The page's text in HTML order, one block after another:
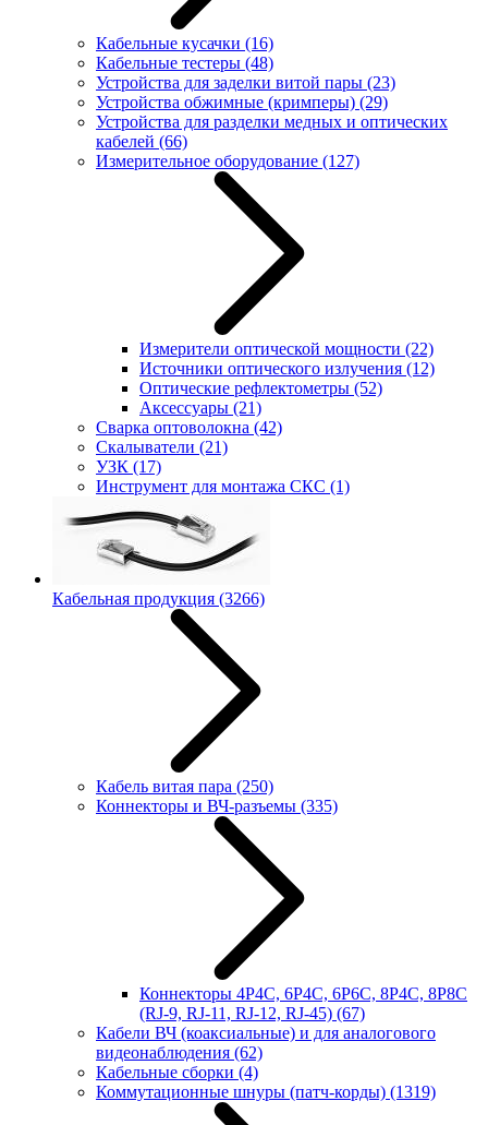
Кабельные кусачки (16)
Кабельные тестеры (48)
Устройства для заделки витой пары (23)
Устройства обжимные (кримперы) (29)
Устройства для разделки медных и оптических
кабелей (66)
Измерительное оборудование (127)
Измерители оптической мощности (22)
Источники оптического излучения (12)
Оптические рефлектометры (52)
Аксессуары (21)
Сварка оптоволокна (42)
Скалыватели (21)
УЗК (17)
Инструмент для монтажа СКС (1)
Кабельная продукция (3266)
Кабель витая пара (250)
Коннекторы и ВЧ-разъемы (335)
Коннекторы 4P4C, 6P4C, 6P6C, 8P4C, 8P8C
(RJ-9, RJ-11, RJ-12, RJ-45) (67)
Кабели ВЧ (коаксиальные) и для аналогового
видеонаблюдения (62)
Кабельные сборки (4)
Коммутационные шнуры (патч-корды) (1319)